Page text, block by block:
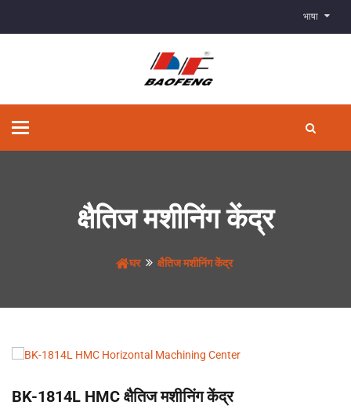
भाषा
टॉगल
क्षैतिज मशीनिंग केंद्र
घर क्षैतिज मशीनिंग केंद्र
BK-1814L HMC क्षैतिज मशीनिंग केंद्र